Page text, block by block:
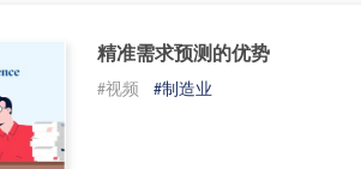
精准需求预测的优势
#视频 #制造业